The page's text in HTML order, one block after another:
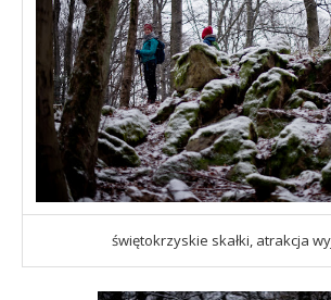
świętokrzyskie skałki, atrakcja